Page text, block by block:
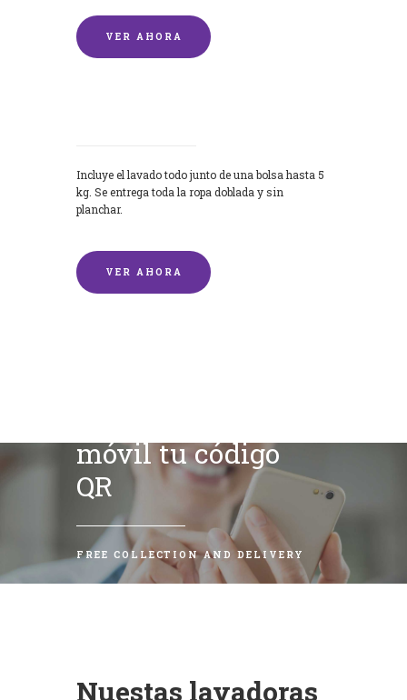
VER AHORA
Incluye el lavado todo junto de una bolsa hasta 5
kg. Se entrega toda la ropa doblada y sin
planchar.
VER AHORA
móvil tu código
QR
FREE COLLECTION AND DELIVERY
Nuestas lavadoras